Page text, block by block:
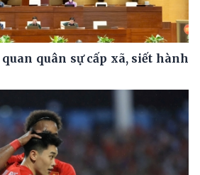
quân sự cấp xã, siết hành